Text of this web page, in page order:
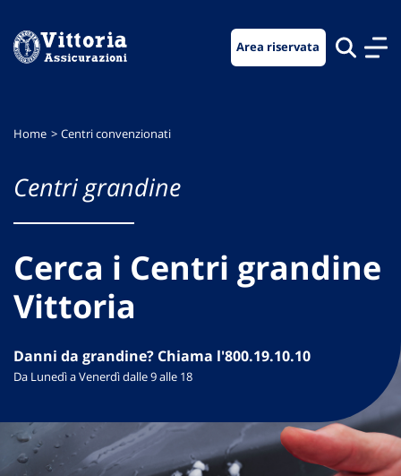
menu
contenuto
footer
Area riservata
Home Centri convenzionati
Centri grandine
Cerca i Centri grandine
Vittoria
Danni da grandine? Chiama l'800.19.10.10
Da Lunedì a Venerdì dalle 9 alle 18